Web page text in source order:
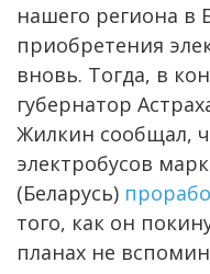
нашего региона в
приобретения
вновь. Тогда, в
губернатор
Жилкин сообщал,
электробусов
(Беларусь)
того, как он
планах не